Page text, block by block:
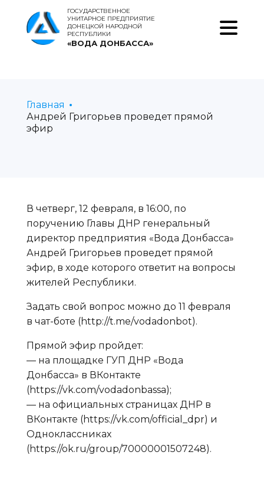
ГОСУДАРСТВЕННОЕ
УНИТАРНОЕ ПРЕДПРИЯТИЕ
ДОНЕЦКОЙ НАРОДНОЙ
РЕСПУБЛИКИ
«ВОДА ДОНБАССА»
Главная
Андрей Григорьев проведет прямой
эфир
В четверг, 12 февраля, в 16:00, по
поручению Главы ДНР генеральный
директор предприятия «Вода Донбасса»
Андрей Григорьев проведет прямой
эфир, в ходе которого ответит на вопросы
жителей Республики.
Задать свой вопрос можно до 11 февраля
в чат-боте (http://t.me/vodadonbot).
Прямой эфир пройдет:
— на площадке ГУП ДНР «Вода
Донбасса» в ВКонтакте
(https://vk.com/vodadonbassa);
— на официальных страницах ДНР в
ВКонтакте (https://vk.com/official_dpr) и
Одноклассниках
(https://ok.ru/group/70000001507248).